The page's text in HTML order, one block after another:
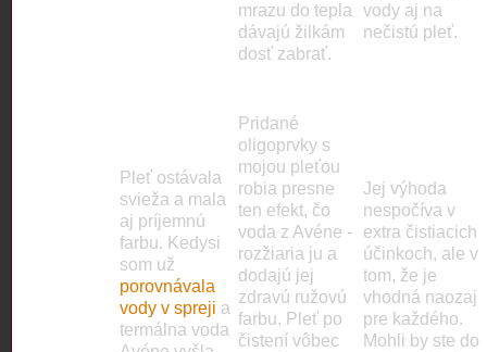
mrazu do tepla
dávajú žilkám
dosť zabrať.
vody aj na
nečistú pleť.
Pleť ostávala
svieža a mala
aj príjemnú
farbu. Kedysi
som už
porovnávala
vody v spreji a
termálna voda
Pridané
oligoprvky s
mojou pleťou
robia presne
ten efekt, čo
voda z Avéne -
rozžiaria ju a
dodajú jej
zdravú ružovú
farbu. Pleť po
čistení vôbec
Jej výhoda
nespočíva v
extra čistiacich
účinkoch, ale v
tom, že je
vhodná naozaj
pre každého.
Mohli by ste do